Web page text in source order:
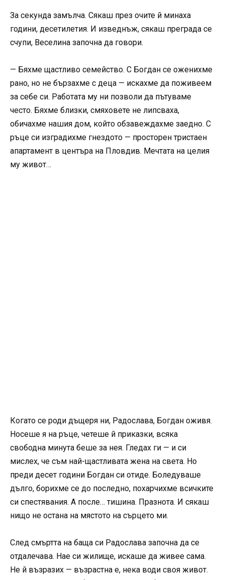
За секунда замълча. Сякаш през очите й минаха
години, десетилетия. И изведнъж, сякаш преграда се
счупи, Веселина започна да говори.
— Бяхме щастливо семейство. С Богдан се оженихме
рано, но не бързахме с деца — искахме да поживеем
за себе си. Работата му ни позволи да пътуваме
често. Бяхме близки, смяховете не липсваха,
обичахме нашия дом, който обзавеждахме заедно. С
ръце си изградихме гнездото — просторен тристаен
апартамент в центъра на Пловдив. Мечтата на целия
му живот…
Когато се роди дъщеря ни, Радослава, Богдан оживя.
Носеше я на ръце, четеше й приказки, всяка
свободна минута беше за нея. Гледах ги — и си
мислех, че съм най-щастливата жена на света. Но
преди десет години Богдан си отиде. Боледуваше
дълго, борихме се до последно, похарчихме всичките
си спестявания. А после… тишина. Празнота. И сякаш
нищо не остана на мястото на сърцето ми.
След смъртта на баща си Радослава започна да се
отдалечава. Нае си жилище, искаше да живее сама.
Не й възразих — възрастна е, нека води своя живот.